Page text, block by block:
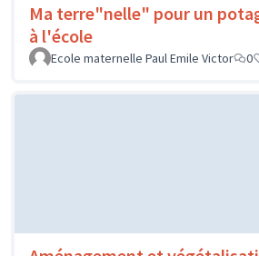
Ma terre"nelle" pour un
à l'école
Ecole maternelle Paul Emile Victor
0